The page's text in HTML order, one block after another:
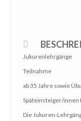
Jukurenlehrgänge
Teilnahme
ab 35 Jahre sowie
Späteinsteiger/innen
Die Jukuren-